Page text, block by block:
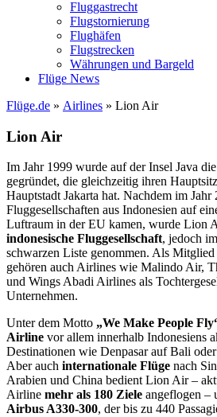
Fluggastrecht
Flugstornierung
Flughäfen
Flugstrecken
Währungen und Bargeld
Flüge News
Flüge.de » Airlines » Lion Air
Lion Air
Im Jahr 1999 wurde auf der Insel Java
gegründet, die gleichzeitig ihren
Hauptstadt Jakarta hat. Nachdem im Jahr
Fluggesellschaften aus Indonesien auf
Luftraum in der EU kamen, wurde Lion
indonesische Fluggesellschaft, jedoch
schwarzen Liste genommen. Als
gehören auch Airlines wie Malindo Air,
und Wings Abadi Airlines als
Unternehmen.
Unter dem Motto „We Make People
Airline vor allem innerhalb Indonesiens
Destinationen wie Denpasar auf Bali
Aber auch internationale Flüge nach
Arabien und China bedient Lion Air –
Airline mehr als 180 Ziele angeflogen –
Airbus A330-300, der bis zu 440